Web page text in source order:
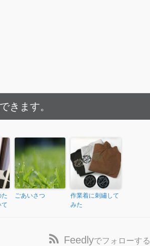
きます。
た
て
ごあいさつ
作業着に刺繡して
みた
Feedlyでフォローする